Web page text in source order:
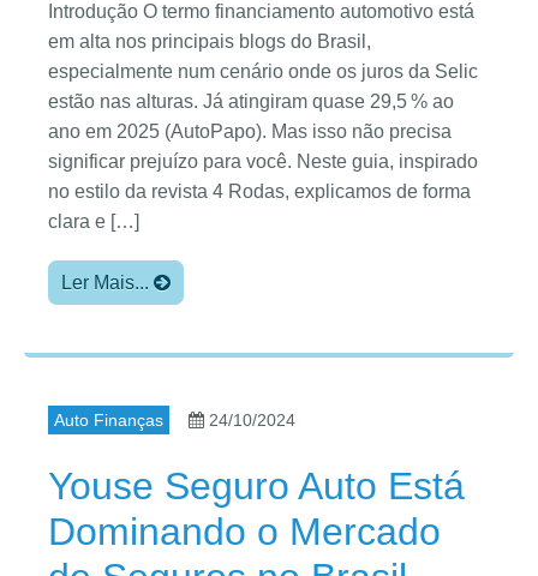
Introdução O termo financiamento automotivo está
em alta nos principais blogs do Brasil,
especialmente num cenário onde os juros da Selic
estão nas alturas. Já atingiram quase 29,5 % ao
ano em 2025 (AutoPapo). Mas isso não precisa
significar prejuízo para você. Neste guia, inspirado
no estilo da revista 4 Rodas, explicamos de forma
clara e […]
Ler Mais...
Auto Finanças 24/10/2024
Youse Seguro Auto Está
Dominando o Mercado